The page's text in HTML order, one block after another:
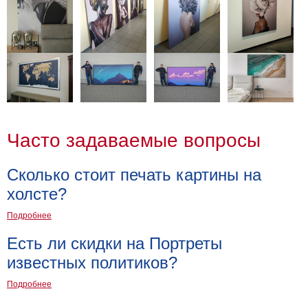
Часто задаваемые вопросы
Сколько стоит печать картины на
холсте?
Подробнее
Есть ли скидки на Портреты
известных политиков?
Подробнее